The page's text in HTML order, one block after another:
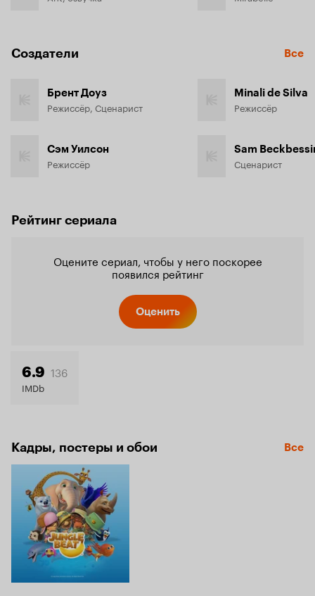
Создатели Все
Брент Доуз
Режиссёр, Сценарист
Сэм Уилсон
Режиссёр
Minali de Silva
Режиссёр
Sam
Сценарист
Рейтинг сериала
Оцените сериал, чтобы у него поскорее
появился рейтинг
Оценить
6.9 136
IMDb
Кадры, постеры и обои Все